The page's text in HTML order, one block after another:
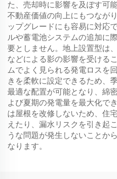
た、売却時に影響を及ぼす可
不動産価値の向上にもつなが
ップグレードにも容易に対応
ルや蓄電池システムの追加に
要としません。地上設置型は
などによる影の影響を受ける
ムでよく見られる発電ロスを
きを柔軟に設定できるため、
最適な配置が可能となり、綿
よび夏期の発電量を最大化で
は屋根を改修しないため、住
えたり、漏水リスクを引き起
うな問題が発生しないことか
なります。